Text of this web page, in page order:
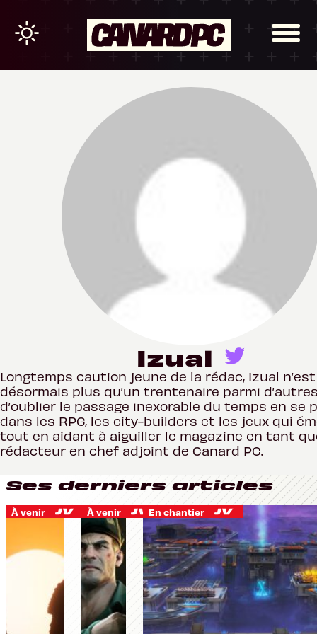
Izual
Longtemps caution jeune de la rédac, Izual n’est
désormais plus qu’un trentenaire parmi
d’oublier le passage inexorable du temps en se
dans les RPG, les city-builders et les jeux qui
tout en aidant à aiguiller le magazine en tant
rédacteur en chef adjoint de Canard PC.
Ses derniers articles
À venir À venir En chantier